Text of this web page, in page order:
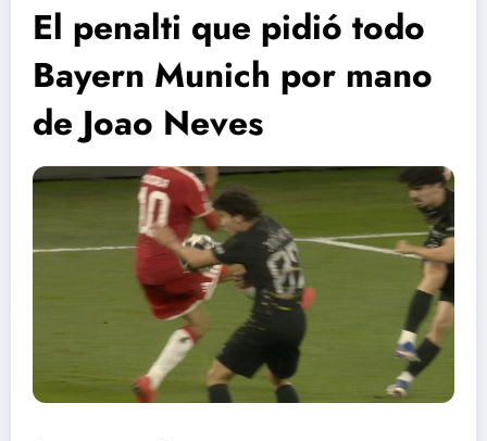
El penalti que pidió todo
Bayern Munich por mano
de Joao Neves